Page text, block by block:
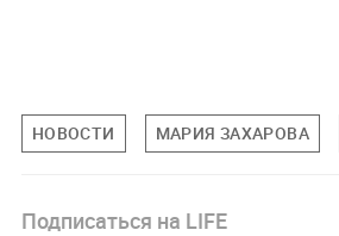
НОВОСТИ МАРИЯ ЗАХАРОВА
Подписаться на LIFE